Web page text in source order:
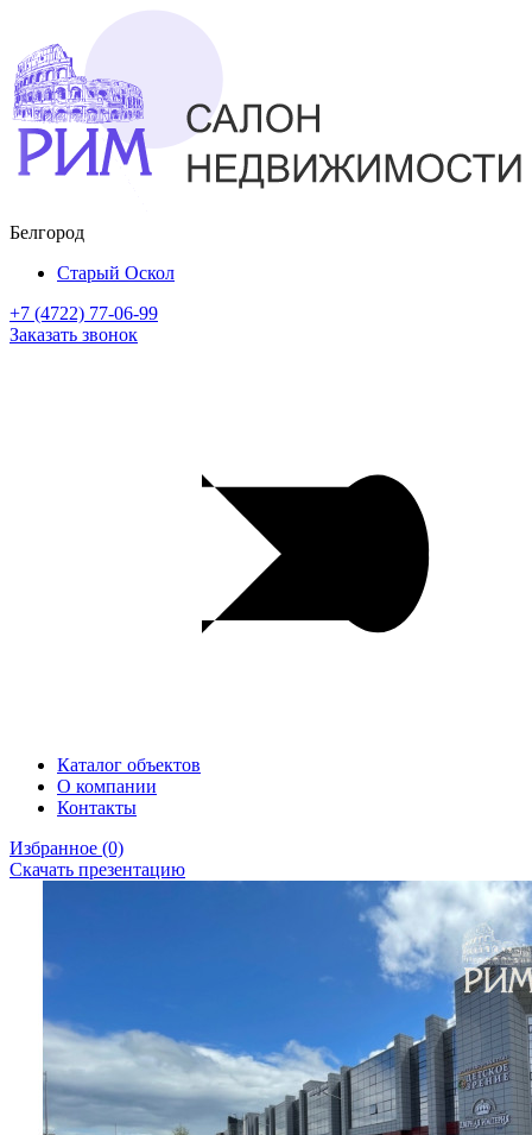
Белгород
Старый Оскол
+7 (4722) 77-06-99
Заказать звонок
Каталог объектов
О компании
Контакты
Избранное (0)
Скачать презентацию